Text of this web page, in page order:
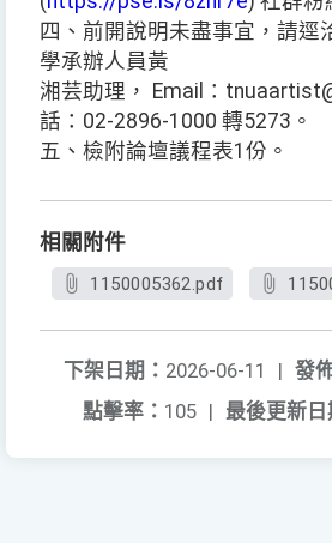
四、前開說明未盡事宜，請逕
學承辦人員黃
湘芸助理， Email：
話：02-2896-1000 轉5273。
五、檢附論壇議程表1份。
相關附件
1150005362.pdf
發
下架日期： 2026-06-11
|
最後更新日
點擊率： 105 |